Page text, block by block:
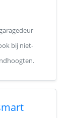
bij niet-